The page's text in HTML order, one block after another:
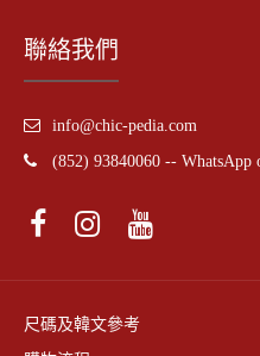
聯絡我們
info@chic-pedia.com
(852) 93840060 -- WhatsApp
尺碼及韓文參考